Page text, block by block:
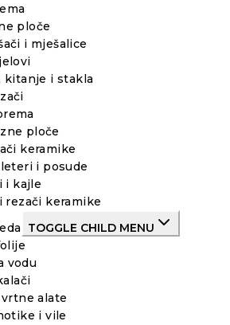
ploče
i mješalice
kitanje i stakla
ploče
keramike
i posude
i kajle
rezači keramike
TOGGLE CHILD MENU
vodu
vrtne alate
i vile